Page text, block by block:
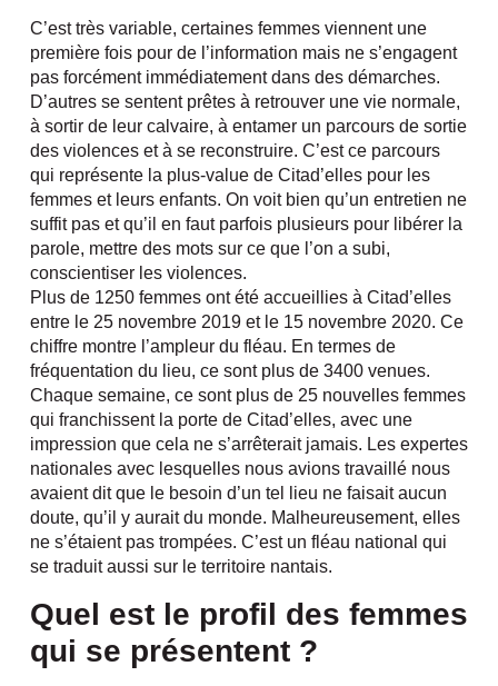
C’est très variable, certaines femmes viennent une
première fois pour de l’information mais ne s’engagent
pas forcément immédiatement dans des démarches.
D’autres se sentent prêtes à retrouver une vie normale,
à sortir de leur calvaire, à entamer un parcours de sortie
des violences et à se reconstruire. C’est ce parcours
qui représente la plus-value de Citad’elles pour les
femmes et leurs enfants. On voit bien qu’un entretien ne
suffit pas et qu’il en faut parfois plusieurs pour libérer la
parole, mettre des mots sur ce que l’on a subi,
conscientiser les violences.
Plus de 1250 femmes ont été accueillies à Citad’elles
entre le 25 novembre 2019 et le 15 novembre 2020. Ce
chiffre montre l’ampleur du fléau. En termes de
fréquentation du lieu, ce sont plus de 3400 venues.
Chaque semaine, ce sont plus de 25 nouvelles femmes
qui franchissent la porte de Citad’elles, avec une
impression que cela ne s’arrêterait jamais. Les expertes
nationales avec lesquelles nous avions travaillé nous
avaient dit que le besoin d’un tel lieu ne faisait aucun
doute, qu’il y aurait du monde. Malheureusement, elles
ne s’étaient pas trompées. C’est un fléau national qui
se traduit aussi sur le territoire nantais.
Quel est le profil des femmes
qui se présentent ?